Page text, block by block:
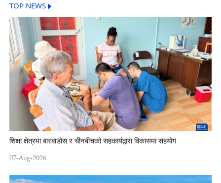
TOP NEWS
शिक्षा क्षेत्रमा बारबाडोस र चीनबीचको सहकार्यद्वारा विकासमा सहयोग
07-Aug-2026